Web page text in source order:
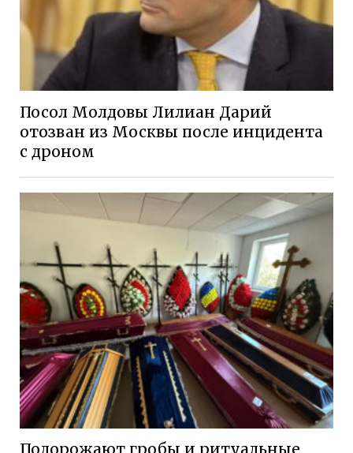
Посол Молдовы Лилиан Дарий
отозван из Москвы после инцидента
с дроном
Подорожают гробы и ритуальные